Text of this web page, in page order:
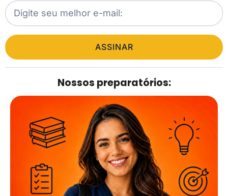
ASSINAR
Nossos preparatórios: